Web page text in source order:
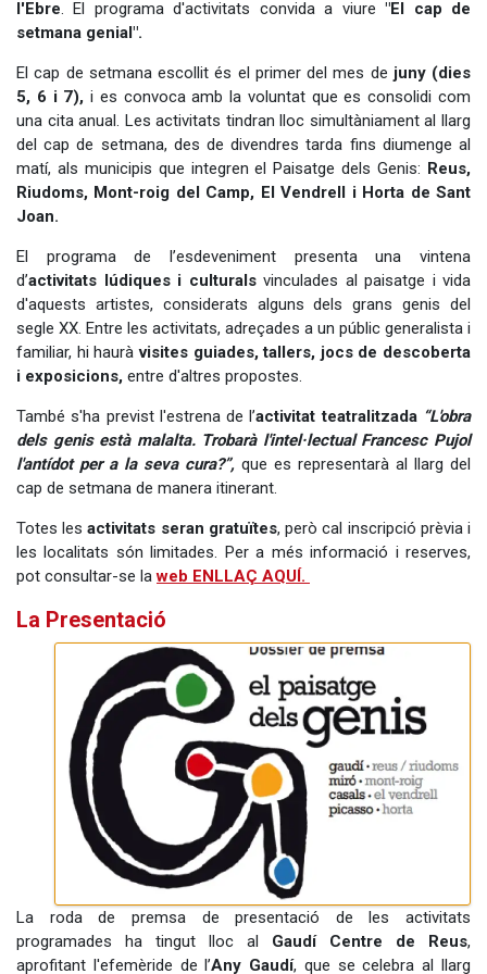
l'Ebre. El programa d'activitats convida a viure"El cap de
setmana genial".
El cap de setmana escollit és el primer del mes de juny (dies
5, 6 i 7), i es convoca amb la voluntat que es consolidi com
una cita anual. Les activitats tindran lloc simultàniament al llarg
del cap de setmana, des de divendres tarda fins diumenge al
matí, als municipis que integren el Paisatge dels Genis: Reus,
Riudoms, Mont-roig del Camp, El Vendrell i Horta de Sant
Joan.
El programa de l’esdeveniment presenta una vintena
d’activitats lúdiques i culturalsvinculades al paisatge i vida
d'aquests artistes, considerats alguns dels grans genis del
segle XX. Entre les activitats, adreçades a un públic generalista i
familiar, hi hauràvisites guiades, tallers, jocs de descoberta
i exposicions, entre d'altres propostes.
També s'ha previst l'estrena de l’activitat teatralitzada“L'obra
dels genis està malalta. Trobarà l'intel·lectual Francesc Pujol
l'antídot per a la seva cura?”, que es representarà al llarg del
cap de setmana de manera itinerant.
Totes lesactivitats seran gratuïtes, però cal inscripció prèvia i
les localitats són limitades. Per a més informació i reserves,
pot consultar-se laweb ENLLAÇ AQUÍ.
La Presentació
La roda de premsa de presentació de les activitats
programades ha tingut lloc al Gaudí Centre de Reus,
aprofitant l'efemèride de l’Any Gaudí, que se celebra al llarg